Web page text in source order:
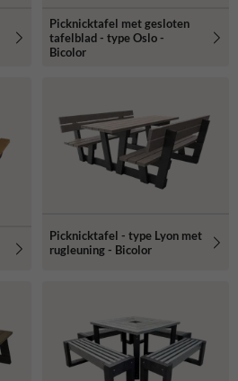
Picknicktafel met gesloten
tafelblad - type Oslo -
Bicolor
Picknicktafel - type Lyon met
rugleuning - Bicolor